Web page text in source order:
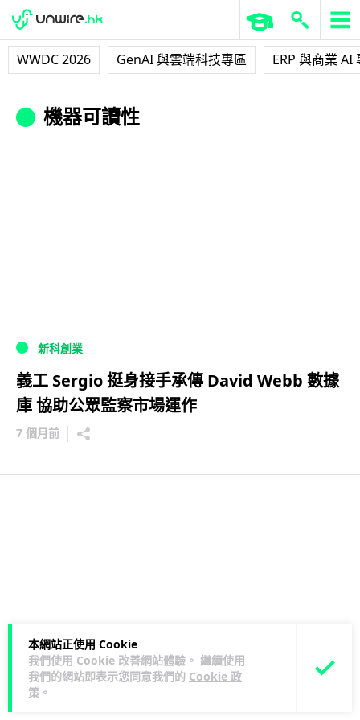
WWDC 2026 GenAI 與雲端科技專區 ERP 與商業 AI
本網站正使用 Cookie
我們使用 Cookie 改善網站體驗。 繼續使用
我們的網站即表示您同意我們的 Cookie 政
策 。
機器可讀性
新科創業
義工 Sergio 挺身接手承傳 David Webb 數據
庫 協助公眾監察市場運作
7 個月前